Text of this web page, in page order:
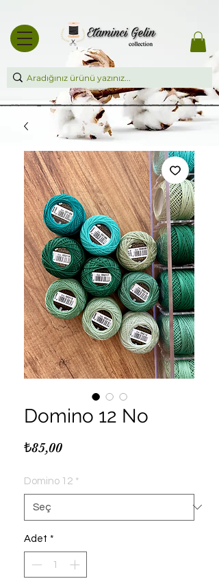
Domino 12 No
₺85,00Fiyat
Domino 12 *
Adet *